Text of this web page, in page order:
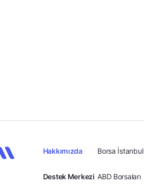
Hakkımızda
Destek Merkezi
Borsa İstanbul
ABD Borsaları